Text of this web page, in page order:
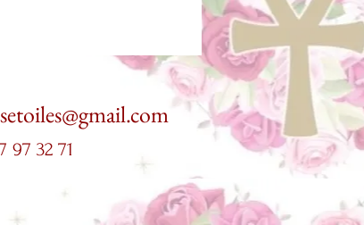
et vos talismans partout
97 32 71